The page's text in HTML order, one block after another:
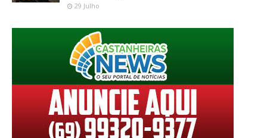
29 Julho